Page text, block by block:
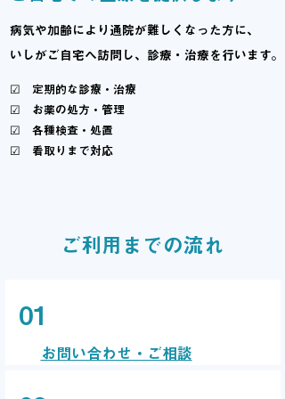
病気や加齢により通院が難しくなった方に、
​いしがご自宅へ訪問し、診療・治療を行います。
☑︎ 定期的な診療・治療
☑︎ お薬の処方・管理
☑︎ 各種検査・処置
​☑︎ 看取りまで対応
ご利用までの流れ
01
お問い合わせ・ご相談